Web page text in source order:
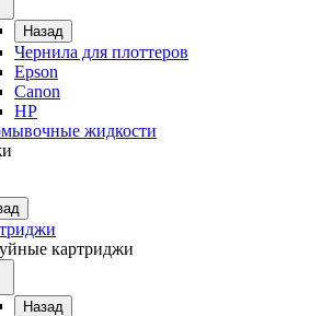
Назад
Чернила для плоттеров
Epson
Canon
HP
жидкости
картриджи
Назад